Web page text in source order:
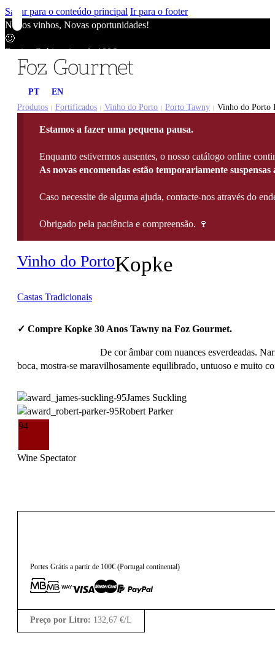
Saltar para o conteúdo principal Ir para o footer
Novos vinhos, Novas oportunidades!
🙂
Envios Grátis acima de 100€
Envios Grátis acima de 100€
Novos vinhos, Novas oportunidades!
Envios Grátis acima de 100€
PT
EN
Produtos | Fortificados | Vinho do Porto | Porto Tawny | Vinho do Porto
Estamos a fazer uma pequena pausa.
Enquanto estivermos ausentes, o nosso catálogo online
As novas encomendas estão temporariamente suspensas
Caso necessite de alguma ajuda, contacte-nos através do
Obrigado pela paciência e compreensão. 🍷
Vinho do PortoKopke
Castas Tradicionais
✓ Compre Kopke 30 Anos Tawny na Foz Gourmet.
De cor âmbar com nuances esverdeadas.
boca, mostra-se maravilhosamente equilibrado, untuoso e muito
James Suckling
Robert Parker
94
Wine Spectator
Portes Grátis a partir de 100€ (Portugal continental)
Preço por Litro: 132,67 €/L